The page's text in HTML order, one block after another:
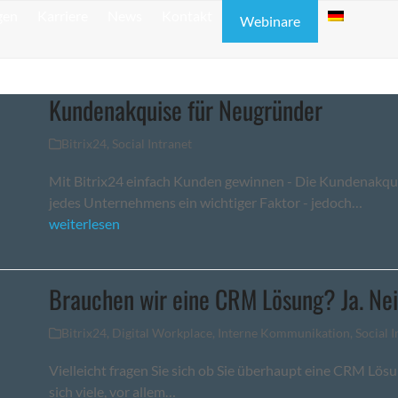
Webinare
Kundenakquise für Neugründer
Bitrix24, Social Intranet
Mit Bitrix24 einfach Kunden gewinnen - Die
jedes Unternehmens ein wichtiger Faktor - jedoch…
weiterlesen
Brauchen wir eine CRM Lösung? Ja.
Bitrix24, Digital Workplace, Interne Kommunikation, Social
Vielleicht fragen Sie sich ob Sie überhaupt eine CRM
sich viele, vor allem…